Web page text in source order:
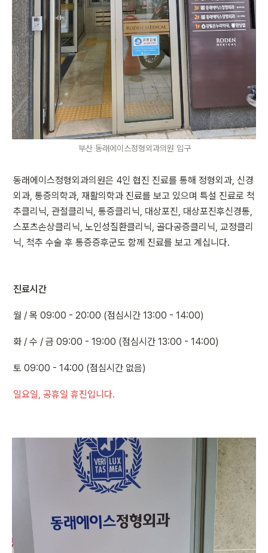
부산 동래에이스정형외과의원 입구
동래에이스정형외과의원은 4인 협진 진료를 통해 정형외과, 신경
외과, 통증의학과, 재활의학과 진료를 보고 있으며 특설 진료로 척
추클리닉, 관절클리닉, 통증클리닉, 대상포진, 대상포진후신경통,
스포츠손상클리닉, 노인성질환클리닉, 골다공증클리닉, 교정클리
닉, 척추 수술 후 통증증후군도 함께 진료를 보고 계십니다.
진료시간
월 / 목 09:00 - 20:00 (점심시간 13:00 - 14:00)
화 / 수 / 금 09:00 - 19:00 (점심시간 13:00 - 14:00)
토 09:00 - 14:00 (점심시간 없음)
일요일, 공휴일 휴진입니다.